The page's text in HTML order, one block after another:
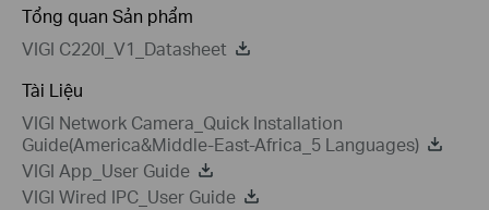
Tổng quan Sản phẩm
VIGI C220I_V1_Datasheet
Tài Liệu
VIGI Network Camera_Quick Installation
Guide(America&Middle-East-Africa_5 Languages)
VIGI App_User Guide
VIGI Wired IPC_User Guide